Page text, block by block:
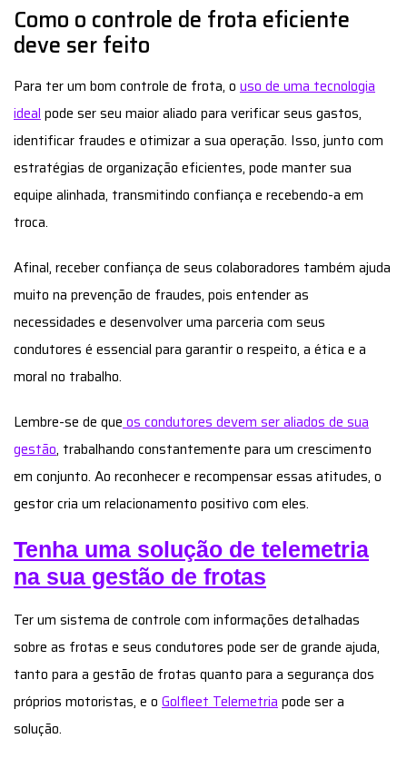
Afinal, receber confiança de seus colaboradores também ajuda
muito na prevenção de fraudes, pois entender as
necessidades e desenvolver uma parceria com seus
condutores é essencial para garantir o respeito, a ética e a
moral no trabalho.
Lembre-se de queos condutores devem ser aliados de sua
gestão
em conjunto. Ao reconhecer e recompensar essas atitudes, o
gestor cria um relacionamento positivo com eles.
Tenha uma solução de telemetria
na sua gestão de frotas
sobre as frotas e seus condutores pode ser de grande ajuda,
tanto para a gestão de frotas quanto para a segurança dos
próprios motoristas, e oGolfleet Telemetriapode ser a
solução.
Este sistema disponibiliza essas informações de maneira
muito visual, intuitiva e inteligente, e é uma
de rastreamento eficiente
que ajuda a identificar possíveis
fraudes, soluciona problemas com uso indevido de veículos,
reduz custos e aumenta a segurança de sua frota.
Nessa plataforma especializada, o gestor de frota acompanha
toda a operação sem sair do escritório. Ela permite a